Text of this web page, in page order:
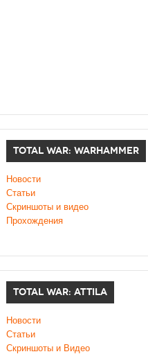
TOTAL WAR: WARHAMMER
Новости
Статьи
Скриншоты и видео
Прохождения
TOTAL WAR: ATTILA
Новости
Статьи
Скриншоты и Видео